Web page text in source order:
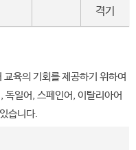
격기
육의 기회를 제공하기 위하여
독일어, 스페인어, 이탈리아어
습니다.